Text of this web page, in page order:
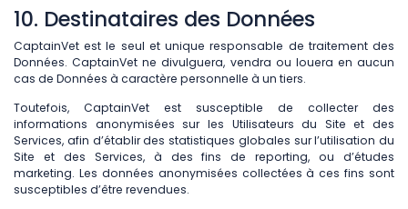
10. Destinataires des Données
CaptainVet est le seul et unique responsable de traitement des
Données. CaptainVet ne divulguera, vendra ou louera en aucun
cas de Données à caractère personnelle à un tiers.
Toutefois, CaptainVet est susceptible de collecter des
informations anonymisées sur les Utilisateurs du Site et des
Services, afin d’établir des statistiques globales sur l’utilisation du
Site et des Services, à des fins de reporting, ou d’études
marketing. Les données anonymisées collectées à ces fins sont
susceptibles d’être revendues.